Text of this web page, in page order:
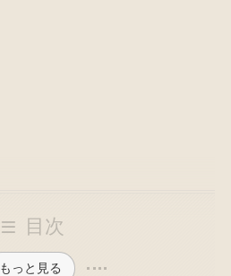
目次
もっと見る